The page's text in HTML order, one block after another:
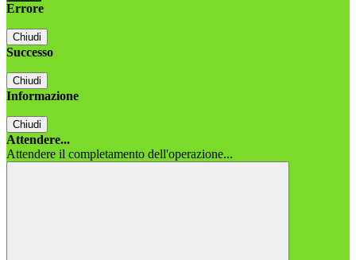
Errore
Chiudi
Successo
Chiudi
Informazione
Chiudi
Attendere...
Attendere il completamento dell'operazione...